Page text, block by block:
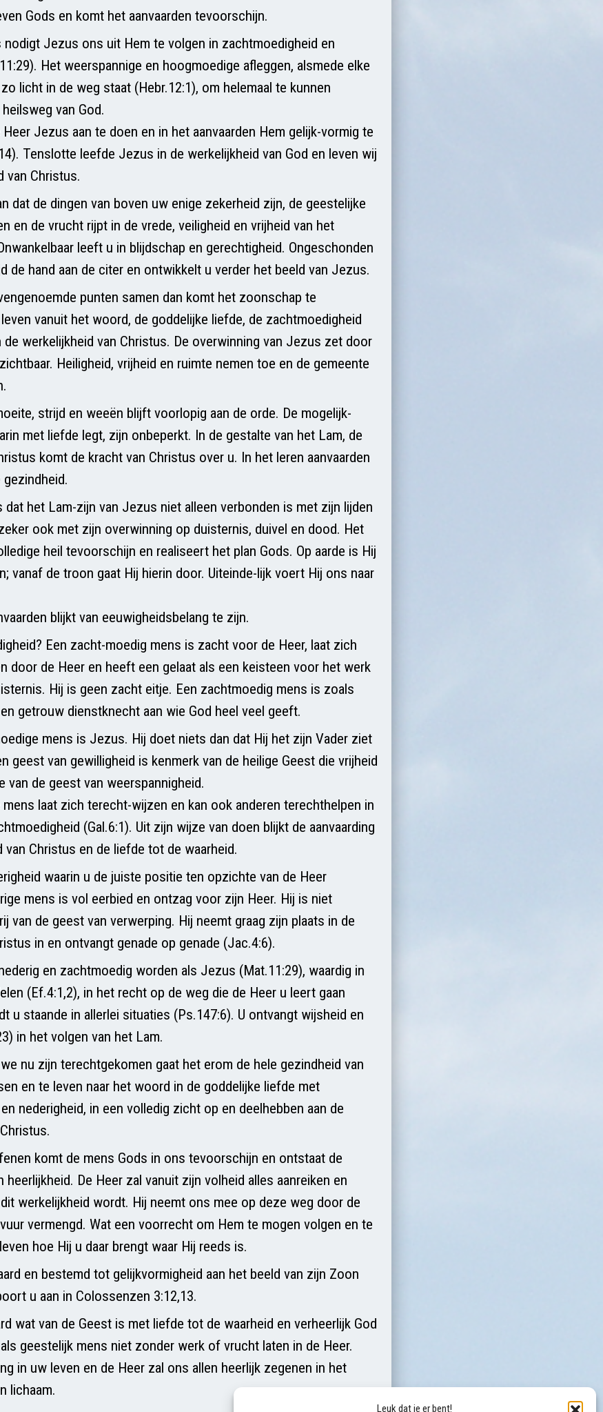
Leuk dat je er bent!
Gods en komt het aanvaarden tevoorschijn.
nodigt Jezus ons uit Hem te volgen in zachtmoedigheid en
Het weerspannige en hoogmoedige afleggen, alsmede elke
licht in de weg staat (Hebr.12:1), om helemaal te kunnen
van God.
Jezus aan te doen en in het aanvaarden Hem gelijk-vormig te
Tenslotte leefde Jezus in de werkelijkheid van God en leven wij
van Christus.
dat de dingen van boven uw enige zekerheid zijn, de geestelijke
en de vrucht rijpt in de vrede, veiligheid en vrijheid van het
leeft u in blijdschap en gerechtigheid. Ongeschonden
de hand aan de citer en ontwikkelt u verder het beeld van Jezus.
punten samen dan komt het zoonschap te
vanuit het woord, de goddelijke liefde, de zachtmoedigheid
de werkelijkheid van Christus. De overwinning van Jezus zet door
Heiligheid, vrijheid en ruimte nemen toe en de gemeente
strijd en weeën blijft voorlopig aan de orde. De mogelijk-
met liefde legt, zijn onbeperkt. In de gestalte van het Lam, de
komt de kracht van Christus over u. In het leren aanvaarden
dat het Lam-zijn van Jezus niet alleen verbonden is met zijn lijden
ook met zijn overwinning op duisternis, duivel en dood. Het
heil tevoorschijn en realiseert het plan Gods. Op aarde is Hij
vanaf de troon gaat Hij hierin door. Uiteinde-lijk voert Hij ons naar
blijkt van eeuwigheidsbelang te zijn.
Een zacht-moedig mens is zacht voor de Heer, laat zich
door de Heer en heeft een gelaat als een keisteen voor het werk
Hij is geen zacht eitje. Een zachtmoedig mens is zoals
getrouw dienstknecht aan wie God heel veel geeft.
mens is Jezus. Hij doet niets dan dat Hij het zijn Vader ziet
geest van gewilligheid is kenmerk van de heilige Geest die vrijheid
van de geest van weerspannigheid.
laat zich terecht-wijzen en kan ook anderen terechthelpen in
(Gal.6:1). Uit zijn wijze van doen blijkt de aanvaarding
van Christus en de liefde tot de waarheid.
waarin u de juiste positie ten opzichte van de Heer
mens is vol eerbied en ontzag voor zijn Heer. Hij is niet
van de geest van verwerping. Hij neemt graag zijn plaats in de
in en ontvangt genade op genade (Jac.4:6).
en zachtmoedig worden als Jezus (Mat.11:29), waardig in
(Ef.4:1,2), in het recht op de weg die de Heer u leert gaan
u staande in allerlei situaties (Ps.147:6). U ontvangt wijsheid en
in het volgen van het Lam.
nu zijn terechtgekomen gaat het erom de hele gezindheid van
en te leven naar het woord in de goddelijke liefde met
nederigheid, in een volledig zicht op en deelhebben aan de
komt de mens Gods in ons tevoorschijn en ontstaat de
heerlijkheid. De Heer zal vanuit zijn volheid alles aanreiken en
werkelijkheid wordt. Hij neemt ons mee op deze weg door de
vermengd. Wat een voorrecht om Hem te mogen volgen en te
hoe Hij u daar brengt waar Hij reeds is.
en bestemd tot gelijkvormigheid aan het beeld van zijn Zoon
u aan in Colossenzen 3:12,13.
wat van de Geest is met liefde tot de waarheid en verheerlijk God
geestelijk mens niet zonder werk of vrucht laten in de Heer.
in uw leven en de Heer zal ons allen heerlijk zegenen in het
lichaam.